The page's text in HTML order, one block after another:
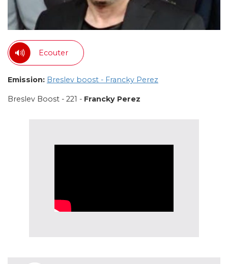
Ecouter
Emission: Breslev boost - Francky Perez
Breslev Boost - 221 - Francky Perez